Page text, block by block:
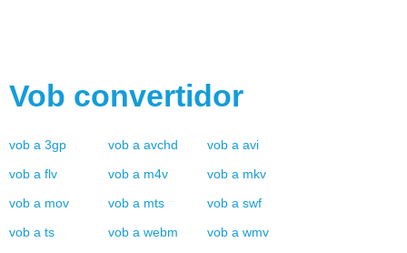
Vob convertidor
vob a 3gp vob a avchd vob a avi
vob a flv vob a m4v vob a mkv
vob a mov vob a mts vob a swf
vob a ts vob a webm vob a wmv